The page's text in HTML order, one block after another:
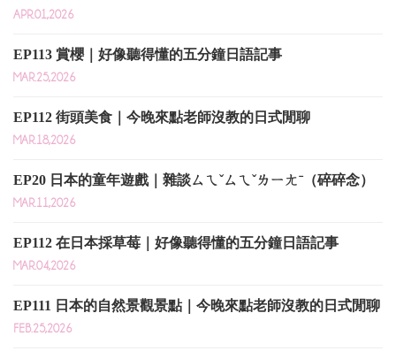
APR.01,2026
EP113 賞櫻｜好像聽得懂的五分鐘日語記事
MAR.25,2026
EP112 街頭美食｜今晚來點老師沒教的日式閒聊
MAR.18,2026
EP20 日本的童年遊戲｜雜談ㄙㄟˇㄙㄟˇㄌㄧㄤˉ（碎碎念）
MAR.11,2026
EP112 在日本採草莓｜好像聽得懂的五分鐘日語記事
MAR.04,2026
EP111 日本的自然景觀景點｜今晚來點老師沒教的日式閒聊
FEB.25,2026